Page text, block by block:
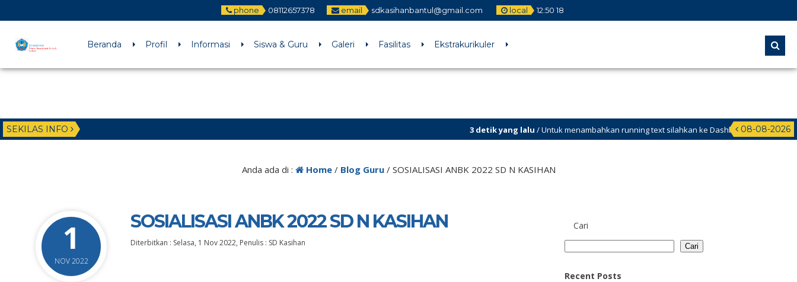
phone 08112657378 email sdkasihanbantul@gmail.com local 12:50 19
Beranda Profil Informasi Siswa & Guru Galeri Fasilitas Ekstrakurikuler
SEKILAS INFO 08-08-2026
3 detik yang lalu/ Untuk menambahkan running text silahkan ke Dashboard >
Sekilas Info
Anda ada di : Home/ Blog Guru/ SOSIALISASI ANBK 2022 SD N KASIHAN
1
NOV 2022
SOSIALISASI ANBK 2022 SD N KASIHAN
Diterbitkan : Selasa, 1 Nov 2022, Penulis : SD Kasihan
Cari
Cari
Recent Posts